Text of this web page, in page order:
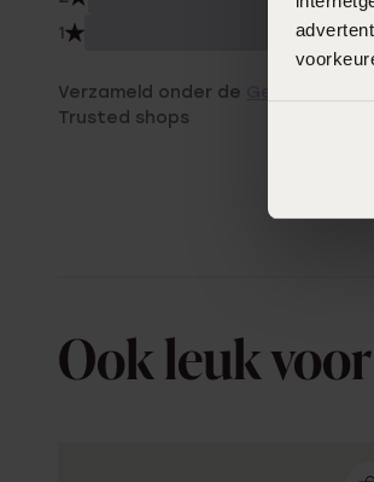
1
Verzameld onder de
Trusted shops
Ook leuk